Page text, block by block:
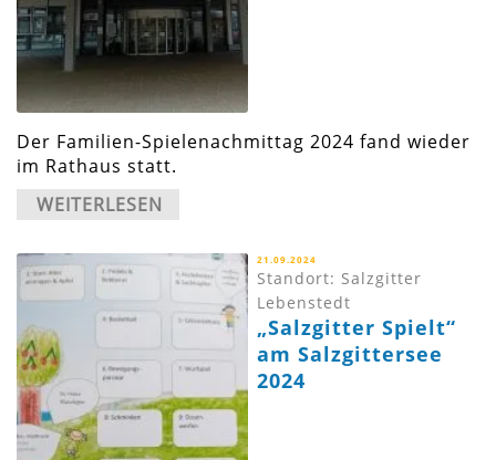
Der Familien-Spielenachmittag 2024 fand wieder
im Rathaus statt.
WEITERLESEN
21.09.2024
Standort: Salzgitter
Lebenstedt
„Salzgitter Spielt“
am Salzgittersee
2024